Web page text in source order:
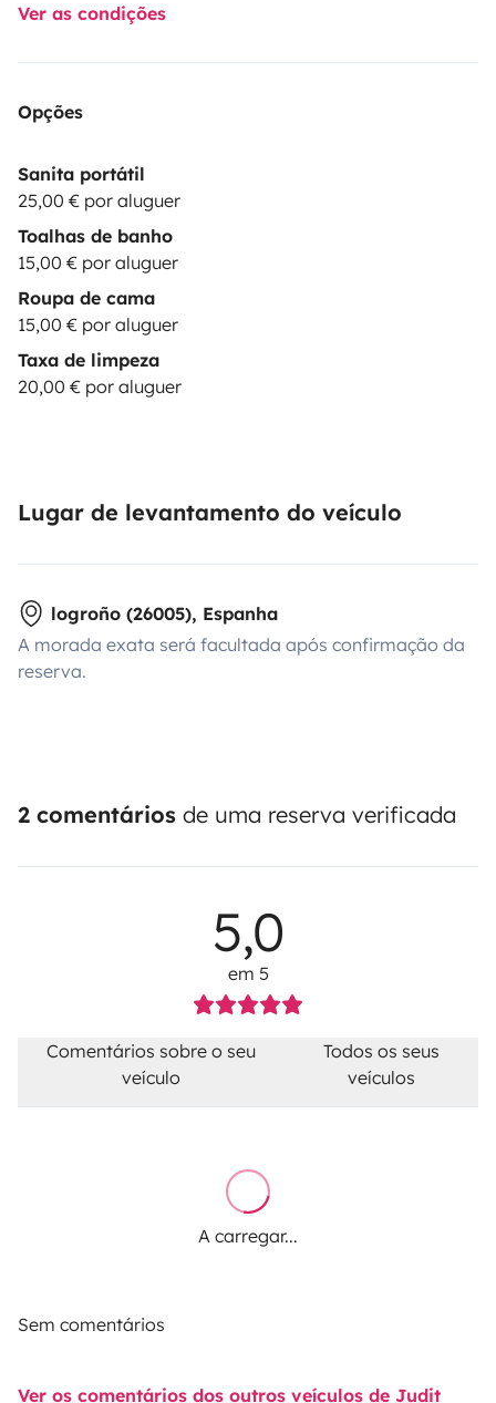
Ver as condições
Opções
Sanita portátil
25,00 € por aluguer
Toalhas de banho
15,00 € por aluguer
Roupa de cama
15,00 € por aluguer
Taxa de limpeza
20,00 € por aluguer
Lugar de levantamento do veículo
logroño (26005), Espanha
A morada exata será facultada após confirmação da
reserva.
2 comentários de uma reserva verificada
5,0
em 5
Comentários sobre o seu
veículo
Todos os seus
veículos
A carregar...
Sem comentários
Ver os comentários dos outros veículos de Judit